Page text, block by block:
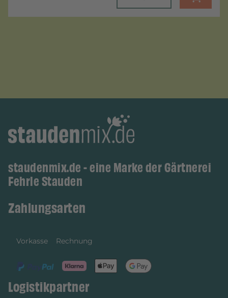
staudenmix.de - eine Marke der Gärtnerei
Fehrle Stauden
Zahlungsarten
Vorkasse Rechnung
Logistikpartner